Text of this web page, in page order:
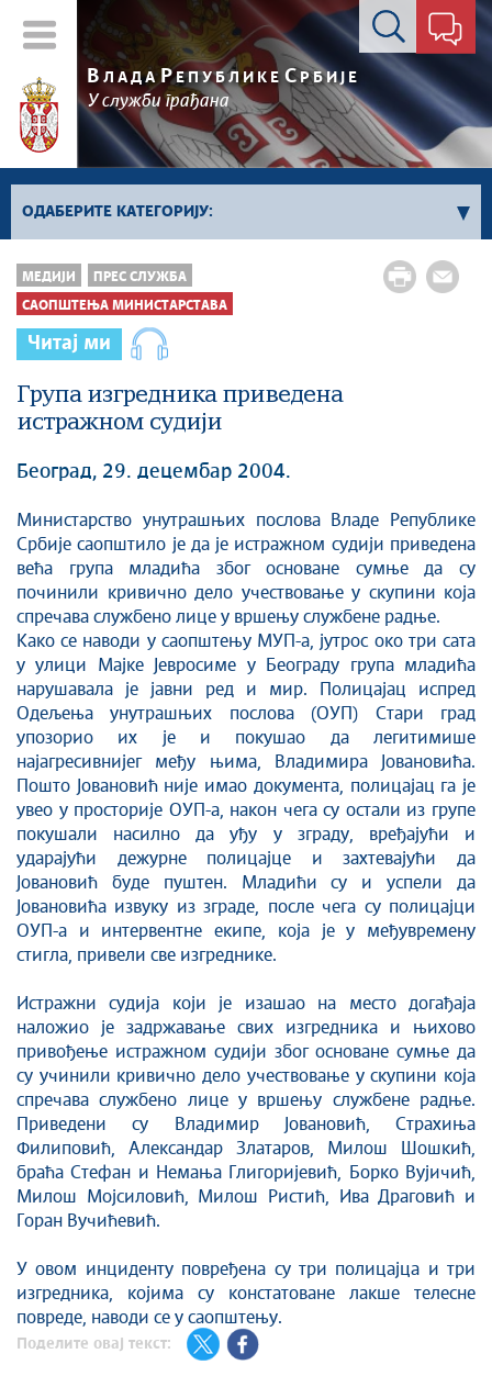
Контакт форма
В ЛАДА РЕПУБЛИКЕ СРБИЈЕ
У служби грађана
ОДАБЕРИТЕ КАТЕГОРИЈУ:
Kонференцијe за новинаре
Најавe и обавештења
Саопштења Владе
Саопштења министарстава
Аудио прес
МЕДИЈИ ПРЕС СЛУЖБА
САОПШТЕЊА МИНИСТАРСТАВА
Читај ми
Група изгредника приведена
истражном судији
Београд, 29. децембар 2004.
Министарство унутрашњих послова Владе Републике
Србије саопштило је да је истражном судији приведена
већа група младића због основане сумње да су
починили кривично дело учествовање у скупини која
спречава службено лице у вршењу службене радње.
Како се наводи у саопштењу МУП-а, јутрос око три сата
у улици Мајке Јевросиме у Београду група младића
нарушавала је јавни ред и мир. Полицајац испред
Одељења унутрашњих послова (ОУП) Стари град
упозорио их је и покушао да легитимише
најагресивнијег међу њима, Владимира Јовановића.
Пошто Јовановић није имао документа, полицајац га је
увео у просторије ОУП-а, након чега су остали из групе
покушали насилно да уђу у зграду, вређајући и
ударајући дежурне полицајце и захтевајући да
Јовановић буде пуштен. Младићи су и успели да
Јовановића извуку из зграде, после чега су полицајци
ОУП-а и интервентне екипе, која је у међувремену
стигла, привели све изгреднике.
Истражни судија који је изашао на место догађаја
наложио је задржавање свих изгредника и њихово
привођење истражном судији због основане сумње да
су учинили кривично дело учествовање у скупини која
спречава службено лице у вршењу службене радње.
Приведени су Владимир Јовановић, Страхиња
Филиповић, Александар Златаров, Милош Шошкић,
браћа Стефан и Немања Глигоријевић, Борко Вујичић,
Милош Мојсиловић, Милош Ристић, Ива Драговић и
Горан Вучићевић.
У овом инциденту повређена су три полицајца и три
изгредника, којима су констатоване лакше телесне
повреде, наводи се у саопштењу.
Поделите овај текст: